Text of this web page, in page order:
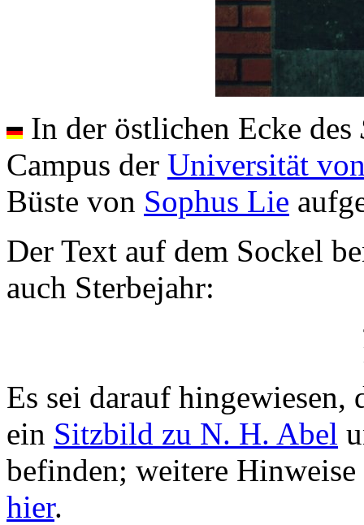
In der östlichen Ecke des
Campus der Universität
Büste von Sophus Lie
Der Text auf dem Sockel
auch Sterbejahr:
Es sei darauf hingewiesen,
ein Sitzbild zu N. H. Abel
befinden; weitere
hier.